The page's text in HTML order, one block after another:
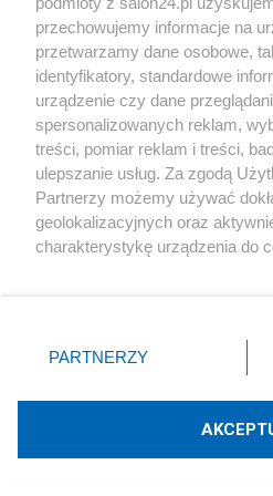
Nowości od
Udostępnij
Skomentuj
Fidesz zbojkotuje wybór
przechowujemy informacje na
przetwarzamy dane osobowe,
identyfikatory, standardowe
urządzenie czy dane
spersonalizowanych reklam,
treści, pomiar reklam i treści,
ulepszanie usług. Za zgodą
Partnerzy możemy używać
geolokalizacyjnych oraz
charakterystykę urządzenia do
zmienić/wycofać klikając
znajdujący się w lewym dolnym
rodzaje przetwarzania danych
użytkownika, ale masz prawo
PARTNERZY